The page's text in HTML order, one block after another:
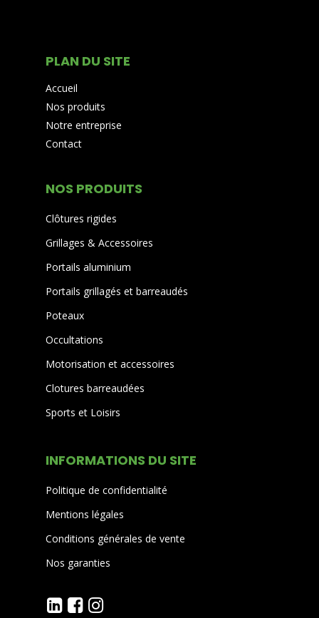
PLAN DU SITE
Accueil
Nos produits
Notre entreprise
Contact
NOS PRODUITS
Clôtures rigides
Grillages & Accessoires
Portails aluminium
Portails grillagés et barreaudés
Poteaux
Occultations
Motorisation et accessoires
Clotures barreaudées
Sports et Loisirs
INFORMATIONS DU SITE
Politique de confidentialité
Mentions légales
Conditions générales de vente
Nos garanties